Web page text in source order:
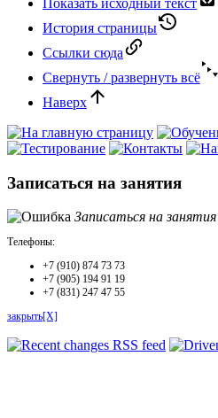
Показать исходный текст
История страницы
Ссылки сюда
Свернуть / развернуть всё
Наверх
Записаться на занятия
Записаться на
Телефоны:
+7 (910) 874 73 73
+7 (905) 194 91 19
+7 (831) 247 47 55
закрыть[X]